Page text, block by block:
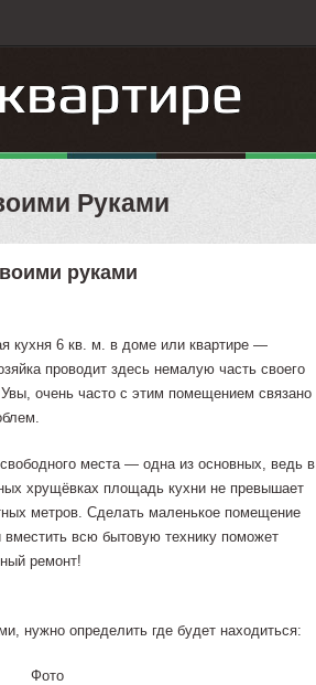
Руками
руками
кухня 6 кв. м. в доме или квартире —
проводит здесь немалую часть своего
очень часто с этим помещением связано
места — одна из основных, ведь в
хрущёвках площадь кухни не превышает
метров. Сделать маленькое помещение
всю бытовую технику поможет
ремонт!
нужно определить где будет находиться:
Фото